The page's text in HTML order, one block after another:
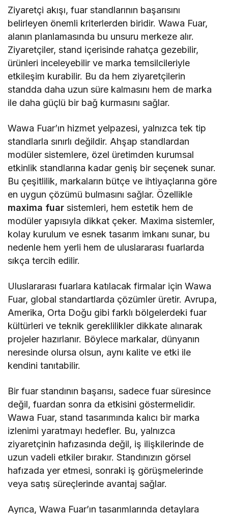
Ziyaretçi akışı, fuar standlarının başarısını
belirleyen önemli kriterlerden biridir. Wawa Fuar,
alanın planlamasında bu unsuru merkeze alır.
Ziyaretçiler, stand içerisinde rahatça gezebilir,
ürünleri inceleyebilir ve marka temsilcileriyle
etkileşim kurabilir. Bu da hem ziyaretçilerin
standda daha uzun süre kalmasını hem de marka
ile daha güçlü bir bağ kurmasını sağlar.
Wawa Fuar’ın hizmet yelpazesi, yalnızca tek tip
standlarla sınırlı değildir. Ahşap standlardan
modüler sistemlere, özel üretimden kurumsal
etkinlik standlarına kadar geniş bir seçenek sunar.
Bu çeşitlilik, markaların bütçe ve ihtiyaçlarına göre
en uygun çözümü bulmasını sağlar. Özellikle
maxima fuar sistemleri, hem estetik hem de
modüler yapısıyla dikkat çeker. Maxima sistemler,
kolay kurulum ve esnek tasarım imkanı sunar, bu
nedenle hem yerli hem de uluslararası fuarlarda
sıkça tercih edilir.
Uluslararası fuarlara katılacak firmalar için Wawa
Fuar, global standartlarda çözümler üretir. Avrupa,
Amerika, Orta Doğu gibi farklı bölgelerdeki fuar
kültürleri ve teknik gereklilikler dikkate alınarak
projeler hazırlanır. Böylece markalar, dünyanın
neresinde olursa olsun, aynı kalite ve etki ile
kendini tanıtabilir.
Bir fuar standının başarısı, sadece fuar süresince
değil, fuardan sonra da etkisini göstermelidir.
Wawa Fuar, stand tasarımında kalıcı bir marka
izlenimi yaratmayı hedefler. Bu, yalnızca
ziyaretçinin hafızasında değil, iş ilişkilerinde de
uzun vadeli etkiler bırakır. Standınızın görsel
hafızada yer etmesi, sonraki iş görüşmelerinde
veya satış süreçlerinde avantaj sağlar.
Ayrıca, Wawa Fuar’ın tasarımlarında detaylara